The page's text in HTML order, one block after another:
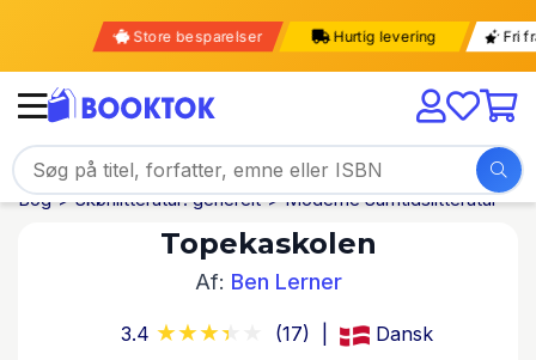
Store besparelser Hurtig levering
Bog Skønlitteratur: generelt Moderne Samtidslitteratur
Topekaskolen
Af: Ben Lerner
3.4 (17) Dansk